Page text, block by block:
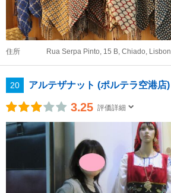
住所 Rua Serpa Pinto, 15 B, Chiado, Lisbon
20 アルテザナット (ポルテラ空港店)
3.25 評価詳細